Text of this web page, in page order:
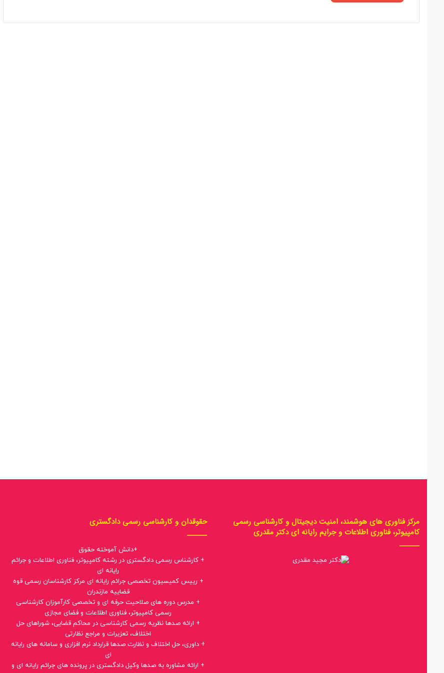
مرکز فناوری های هوشمند، امنیت دیجیتال و کارشناسی رسمی
کامپیوتر، فناوری اطلاعات و جرایم رایانه ای دکتر مقدری
حقوقدان و کارشناسی رسمی دادگستری
+دانش آموخته حقوق
+ کارشناس رسمی دادگستری در رشته کامپیوتر، فناوری اطلاعات و جرائم
رایانه ای
+ رییس کمیسیون تخصصی جرائم رایانه ای مرکز کارشناسان رسمی قوه
قضاییه مازندران
+ مدرس دوره های صلاحیت حرفه ای و تخصصی کارآموزان کارشناسی
رسمی کامپیوتر، فناوری اطلاعات و فضای مجازی
+ ارائه صدها نظریه رسمی کارشناسی در محاکم قضایی، شوراهای حل
اختلاف، تعزیرات و مراجع نظارتی
+ داوری، حل اختلاف و نظارت صدها قرارداد نرم افزاری و سامانه های رایانه
ای
+ ارائه مشاوره به صدها وکیل دادگستری در پرونده های جرائم رایانه ای و